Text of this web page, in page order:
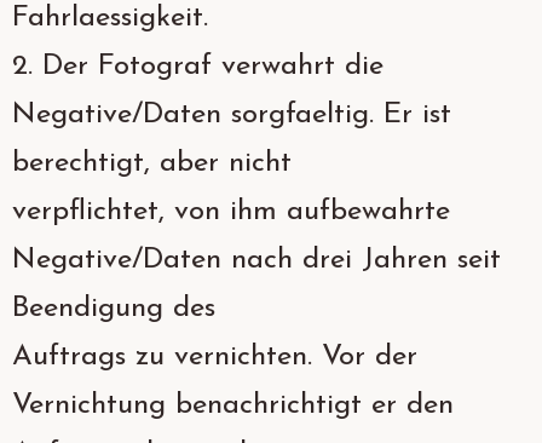
Fahrlaessigkeit.
2. Der Fotograf verwahrt die
Negative/Daten sorgfaeltig. Er ist
berechtigt, aber nicht
verpflichtet, von ihm aufbewahrte
Negative/Daten nach drei Jahren seit
Beendigung des
Auftrags zu vernichten. Vor der
Vernichtung benachrichtigt er den